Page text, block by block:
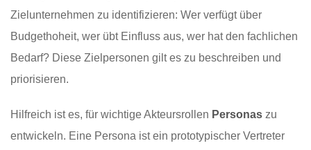
Zielunternehmen zu identifizieren: Wer verfügt über
Budgethoheit, wer übt Einfluss aus, wer hat den fachlichen
Bedarf? Diese Zielpersonen gilt es zu beschreiben und
priorisieren.
Hilfreich ist es, für wichtige Akteursrollen Personas zu
entwickeln. Eine Persona ist ein prototypischer Vertreter